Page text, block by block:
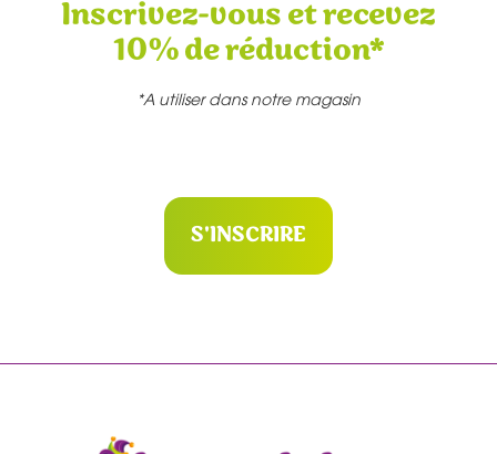
Inscrivez-vous et recevez
10% de réduction*
*A utiliser dans notre magasin
S'INSCRIRE